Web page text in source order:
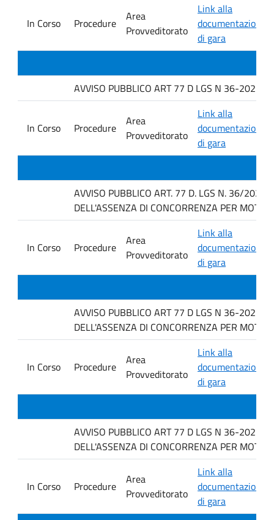
In Corso Procedure
Area
Provveditorato
Link alla
documentazione
di gara
AVVISO PUBBLICO ART 77 D LGS N 36-2023
In Corso Procedure
Area
Provveditorato
Link alla
documentazione
di gara
AVVISO PUBBLICO ART. 77 D. LGS N. 36/2023,
DELL'ASSENZA DI CONCORRENZA PER MOTIVI
In Corso Procedure
Area
Provveditorato
Link alla
documentazione
di gara
AVVISO PUBBLICO ART 77 D LGS N 36-2023
DELL'ASSENZA DI CONCORRENZA PER
In Corso Procedure
Area
Provveditorato
Link alla
documentazione
di gara
AVVISO PUBBLICO ART 77 D LGS N 36-2023
DELL'ASSENZA DI CONCORRENZA PER
In Corso Procedure
Area
Provveditorato
Link alla
documentazione
di gara